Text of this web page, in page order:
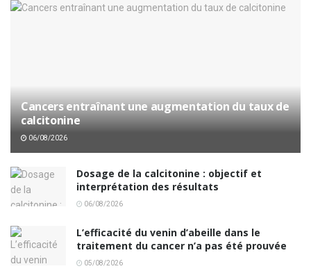
Cancers entraînant une augmentation du taux de
calcitonine
06/08/2026
Dosage de la calcitonine : objectif et
interprétation des résultats
06/08/2026
L’efficacité du venin d’abeille dans le
traitement du cancer n’a pas été prouvée
05/08/2026